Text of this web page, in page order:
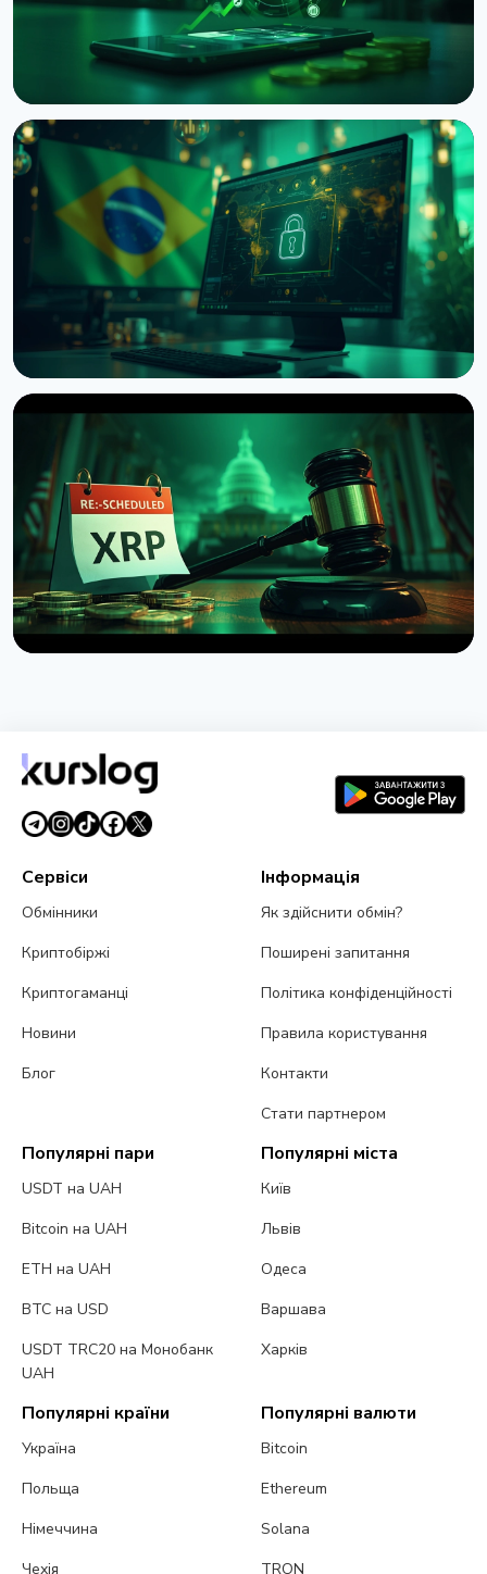
НОВИНА
Фінансовий регулятор Японії просить біржі
запровадити затримки виведення крипти
9 серпня 2026 р.4 хв читання
НОВИНА
Бразилія запровадила 24-годинну затримку
переказів криптовалюти за кордон
9 серпня 2026 р.4 хв читання
7 серпня 2026 р.4 хв читання
Сервіси
Обмінники
Криптобіржі
Криптогаманці
Новини
Блог
Інформація
Як здійснити обмін?
Поширені запитання
Політика конфіденційності
Правила користування
Контакти
Стати партнером
Популярні пари
USDT на UAH
Bitcoin на UAH
ETH на UAH
BTC на USD
USDT TRC20 на Монобанк
UAH
Популярні міста
Київ
Львів
Одеса
Варшава
Харків
Популярні країни
Україна
Польща
Німеччина
Чехія
Популярні валюти
Bitcoin
Ethereum
Solana
TRON